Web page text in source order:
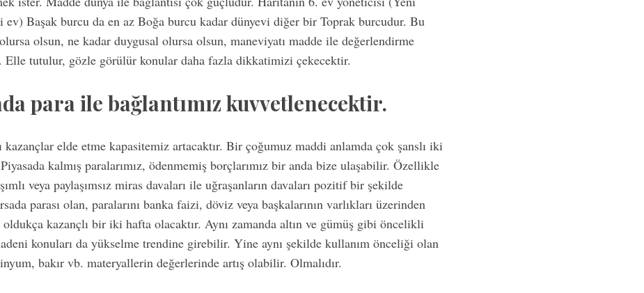
ev) Başak burcu da en az Boğa burcu kadar dünyevi diğer bir Toprak burcudur. Bu
olsun, ne kadar duygusal olursa olsun, maneviyatı madde ile değerlendirme
Elle tutulur, gözle görülür konular daha fazla dikkatimizi çekecektir.
para ile bağlantımız kuvvetlenecektir.
kazançlar elde etme kapasitemiz artacaktır. Bir çoğumuz maddi anlamda çok şanslı iki
kalmış paralarımız, ödenmemiş borçlarımız bir anda bize ulaşabilir. Özellikle
veya paylaşımsız miras davaları ile uğraşanların davaları pozitif bir şekilde
parası olan, paralarını banka faizi, döviz veya başkalarının varlıkları üzerinden
kazançlı bir iki hafta olacaktır. Aynı zamanda altın ve gümüş gibi öncelikli
konuları da yükselme trendine girebilir. Yine aynı şekilde kullanım önceliği olan
bakır vb. materyallerin değerlerinde artış olabilir. Olmalıdır.